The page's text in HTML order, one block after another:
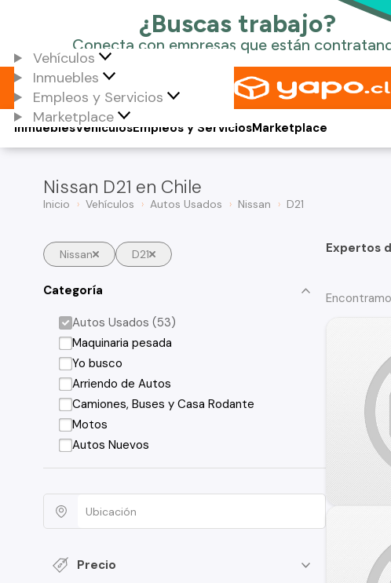
Vehículos
Inmuebles
Empleos y Servicios
Marketplace
Vehículos
Inmuebles Empleos y ServiciosMarketplace
Nissan D21 en Chile
Inicio Vehículos Autos Usados Nissan D21
Nissan D21
Categoría
Autos Usados (53)
Maquinaria pesada
Yo busco
Arriendo de Autos
Camiones, Buses y Casa Rodante
Motos
Autos Nuevos
Precio
Expertos